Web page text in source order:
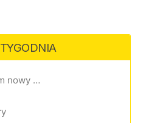
Spider-Man. Całkiem nowy dzień